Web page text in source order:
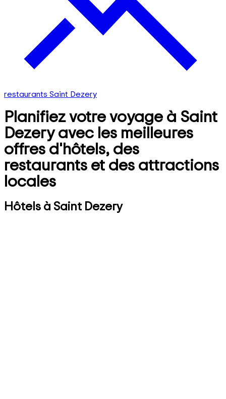
restaurants Saint Dezery
Planifiez votre voyage à Saint
Dezery avec les meilleures
offres d'hôtels, des
restaurants et des attractions
locales
Hôtels à Saint Dezery